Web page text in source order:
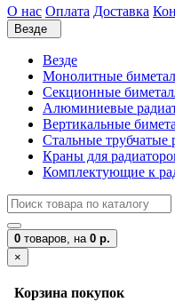
О нас Оплата Доставка
Везде
Везде
Монолитные
Секционные
Алюминиевые
Вертикальные
Стальные трубчатые
Краны для
Комплектующие к
0 товаров, на 0 р.
×
Корзина покупок